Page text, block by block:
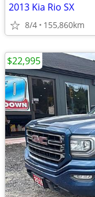
2013 Kia Rio SX
8/4 155,860km
$22,995